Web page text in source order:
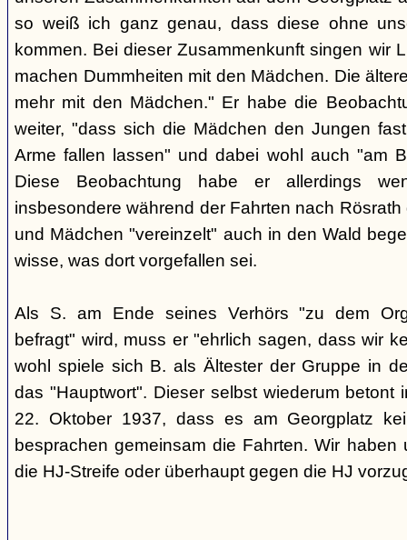
so weiß ich ganz genau, dass diese ohne
kommen. Bei dieser Zusammenkunft singen wir
machen Dummheiten mit den Mädchen. Die
mehr mit den Mädchen." Er habe die
weiter, "dass sich die Mädchen den Jungen
Arme fallen lassen" und dabei wohl auch "am
Diese Beobachtung habe er allerdings
insbesondere während der Fahrten nach
und Mädchen "vereinzelt" auch in den Wald
wisse, was dort vorgefallen sei.
Als S. am Ende seines Verhörs "zu dem
befragt" wird, muss er "ehrlich sagen, dass wir
wohl spiele sich B. als Ältester der Gruppe in
das "Hauptwort". Dieser selbst wiederum betont
22. Oktober 1937, dass es am Georgplatz
besprachen gemeinsam die Fahrten. Wir
die HJ-Streife oder überhaupt gegen die HJ